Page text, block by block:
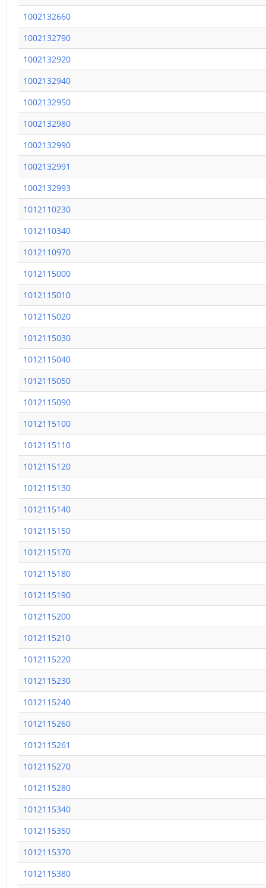
1002132660
1002132790
1002132920
1002132940
1002132950
1002132980
1002132990
1002132991
1002132993
1012110230
1012110340
1012110970
1012115000
1012115010
1012115020
1012115030
1012115040
1012115050
1012115090
1012115100
1012115110
1012115120
1012115130
1012115140
1012115150
1012115170
1012115180
1012115190
1012115200
1012115210
1012115220
1012115230
1012115240
1012115260
1012115261
1012115270
1012115280
1012115340
1012115350
1012115370
1012115380